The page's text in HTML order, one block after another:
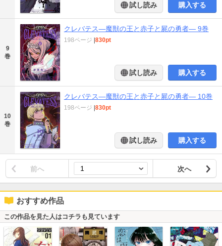
試し読み 購入する
9
巻
クレバテス―魔獣の王と赤子と屍の勇者― 9巻
198ページ 830pt
試し読み 購入する
10
巻
クレバテス―魔獣の王と赤子と屍の勇者― 10巻
198ページ 830pt
試し読み 購入する
前へ 次へ
おすすめ作品
この作品を見た人はコチラも見ています